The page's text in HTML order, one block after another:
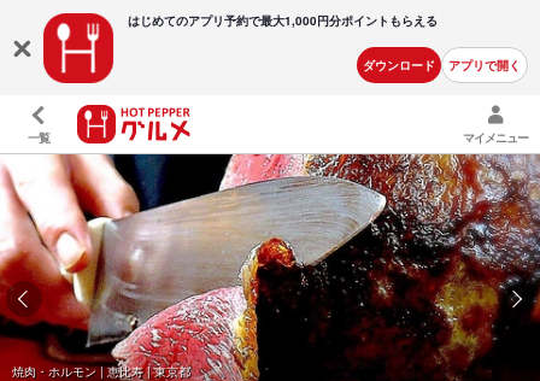
はじめてのアプリ予約で最大1,000円分ポイントもらえる
ダウンロード アプリで開く
一覧 マイメニュー
焼肉・ホルモン | 恵比寿 | 東京都